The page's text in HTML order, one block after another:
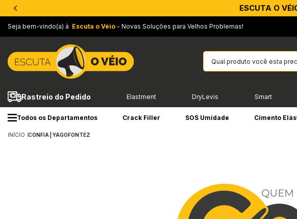
APROVEITE
Seja bem-vindo(a) à Escuta o Véio - Novas Soluções para Velhos Problemas!
Rastreio do Pedido Elastment DryLevis Smart
Todos os Departamentos Crack Filler SOS Umidade Cimento
INÍCIO CONFIA | YAGOFONTEZ